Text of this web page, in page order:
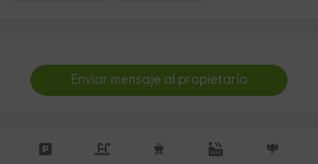
Enviar mensaje al propietario